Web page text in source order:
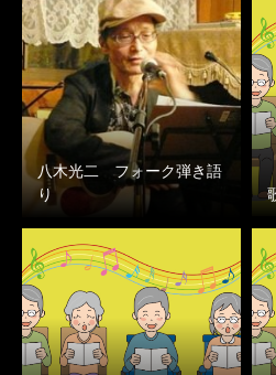
八木光二 フォーク弾き語
り